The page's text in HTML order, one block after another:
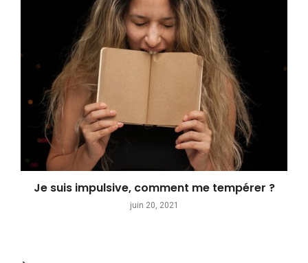
Je suis impulsive, comment me tempérer ?
juin 20, 2021